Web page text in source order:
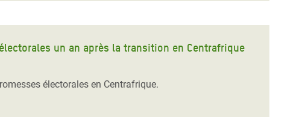
un an après la transition en Centrafrique
électorales en Centrafrique.